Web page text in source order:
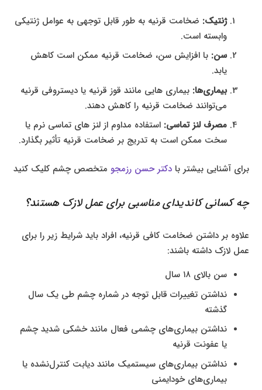
ژنتیک: ضخامت قرنیه به طور قابل توجهی به عوامل ژنتیکی
وابسته است.
سن: با افزایش سن، ضخامت قرنیه ممکن است کاهش
یابد.
بیماری‌ها: بیماری‌ هایی مانند قوز قرنیه یا دیستروفی قرنیه
می‌توانند ضخامت قرنیه را کاهش دهند.
مصرف لنز تماسی: استفاده مداوم از لنز های تماسی نرم یا
سخت ممکن است به تدریج بر ضخامت قرنیه تأثیر بگذارد.
برای آشنایی بیشتر بادکتر حسن رزمجو متخصص چشم کلیک کنید
چه کسانی کاندیدای مناسبی برای عمل لازک هستند؟
علاوه بر داشتن ضخامت کافی قرنیه، افراد باید شرایط زیر را برای
عمل لازک داشته باشند:
سن بالای ۱۸ سال
نداشتن تغییرات قابل توجه در شماره چشم طی یک سال
گذشته
نداشتن بیماری‌های چشمی فعال مانند خشکی شدید چشم
یا عفونت قرنیه
نداشتن بیماری‌های سیستمیک مانند دیابت کنترل‌نشده یا
بیماری‌های خودایمنی